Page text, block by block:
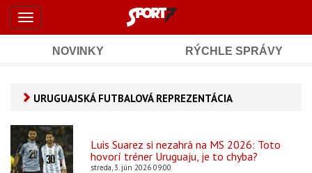
Šport7.sk
-
spravodajstvo
a
výsledky
Skočiť
hlavný
Toggle
navigation
Sub
Navigation
NOVINKY RÝCHLE SPRÁVY
Main
Content
URUGUAJSKÁ FUTBALOVÁ REPREZENTÁCIA
Luis Suarez si nezahrá na MS 2026: Toto
hovorí tréner Uruguaju, je to chyba?
streda, 3. jún 2026 09:00